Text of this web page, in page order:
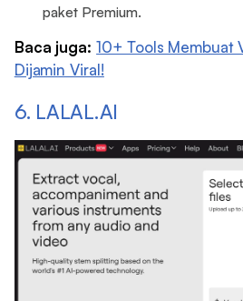
paket Premium.
Baca juga: 10+ Tools Membuat
Dijamin Viral!
6. LALAL.AI